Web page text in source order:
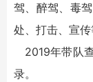
驾、醉驾、毒
处、打击、宣传
2019年带队
录。